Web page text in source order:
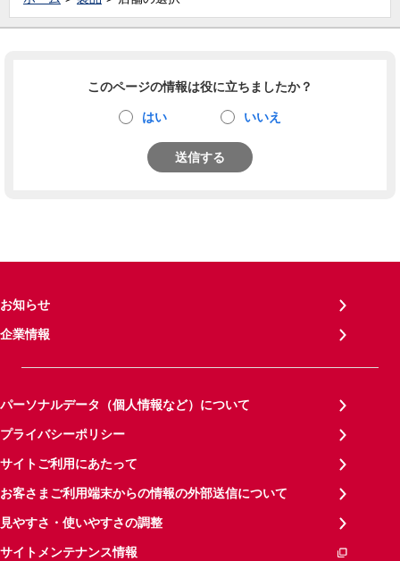
このページの情報は役に立ちましたか？
はい いいえ
送信する
お知らせ
企業情報
パーソナルデータ（個人情報など）について
プライバシーポリシー
サイトご利用にあたって
お客さまご利用端末からの情報の外部送信について
見やすさ・使いやすさの調整
サイトメンテナンス情報